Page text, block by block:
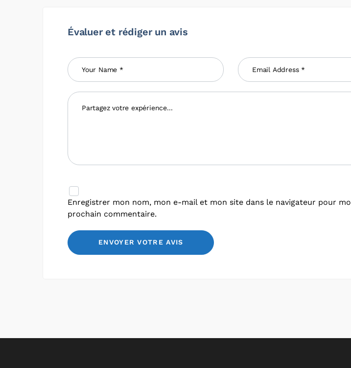
Évaluer et rédiger un avis
Enregistrer mon nom, mon e-mail et mon site dans le navigateur pour
prochain commentaire.